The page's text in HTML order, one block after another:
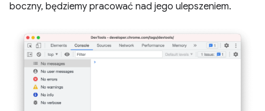
boczny, będziemy pracować nad jego ulepszeniem.